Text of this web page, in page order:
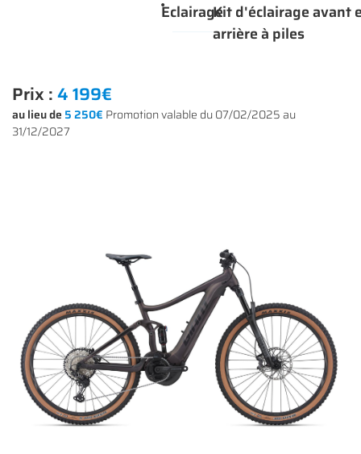
EclairageKit d'éclairage avant
arrière à piles
Prix :4 199€
au lieu de 5 250€ Promotion valable du 07/02/2025 au
31/12/2027